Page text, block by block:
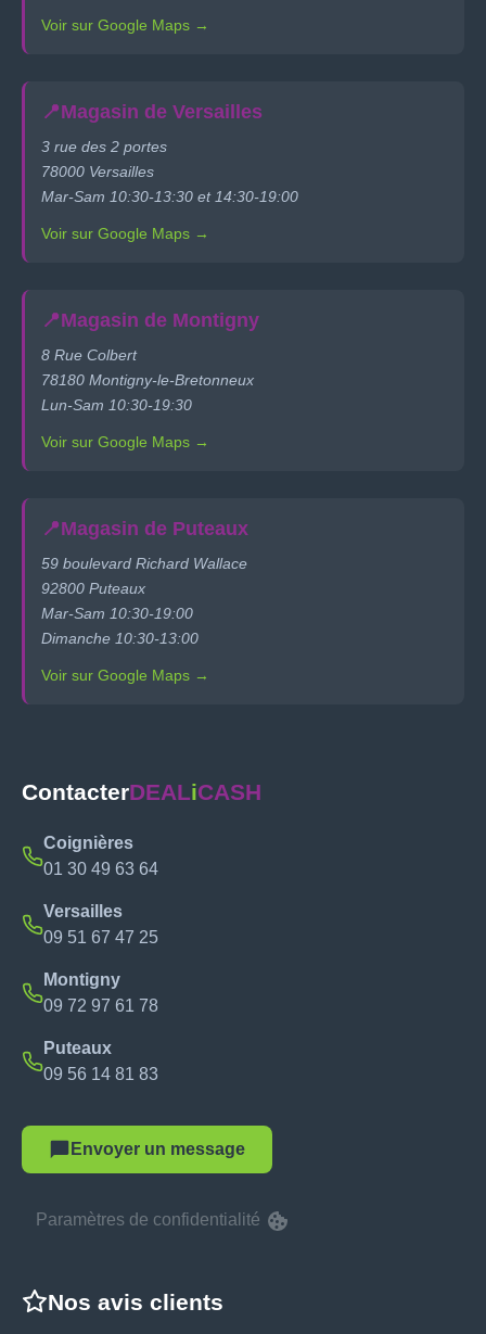
Voir sur Google Maps →
📍Magasin de Versailles
3 rue des 2 portes
78000 Versailles
Mar-Sam 10:30-13:30 et 14:30-19:00
Voir sur Google Maps →
📍Magasin de Montigny
8 Rue Colbert
78180 Montigny-le-Bretonneux
Lun-Sam 10:30-19:30
Voir sur Google Maps →
📍Magasin de Puteaux
59 boulevard Richard Wallace
92800 Puteaux
Mar-Sam 10:30-19:00
Dimanche 10:30-13:00
Voir sur Google Maps →
ContacterDEALiCASH
Coignières
01 30 49 63 64
Versailles
09 51 67 47 25
Montigny
09 72 97 61 78
Puteaux
09 56 14 81 83
Envoyer un message
Paramètres de confidentialité
Nos avis clients